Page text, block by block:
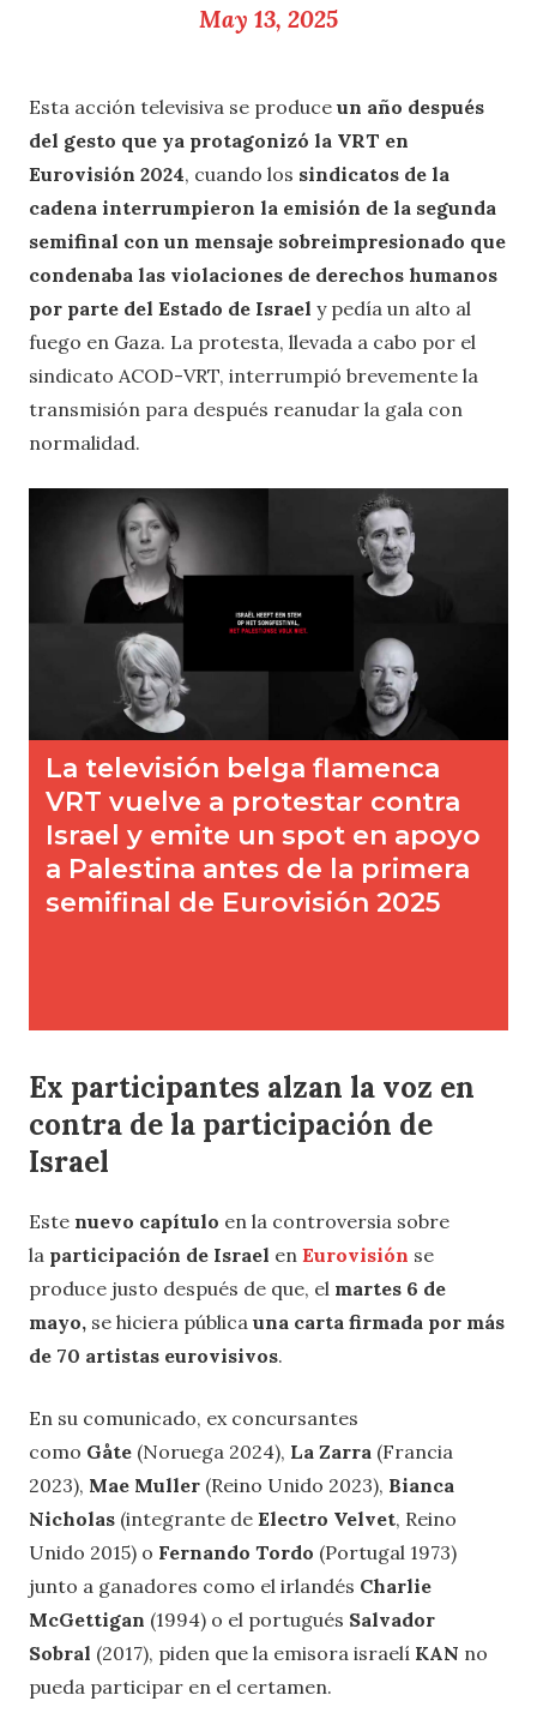
May 13, 2025
Esta acción televisiva se produce un año después
del gesto que ya protagonizó la VRT en
Eurovisión 2024, cuando los sindicatos de la
cadena interrumpieron la emisión de la segunda
semifinal con un mensaje sobreimpresionado que
condenaba las violaciones de derechos humanos
por parte del Estado de Israel y pedía un alto al
fuego en Gaza. La protesta, llevada a cabo por el
sindicato ACOD-VRT, interrumpió brevemente la
transmisión para después reanudar la gala con
normalidad.
Ex participantes alzan la voz en
contra de la participación de
Israel
Este nuevo capítulo en la controversia sobre
la participación de Israel en Eurovisión se
produce justo después de que, el martes 6 de
mayo, se hiciera pública una carta firmada por más
de 70 artistas eurovisivos.
En su comunicado, ex concursantes
como Gåte (Noruega 2024), La Zarra (Francia
2023), Mae Muller (Reino Unido 2023), Bianca
Nicholas (integrante de Electro Velvet, Reino
Unido 2015) o Fernando Tordo (Portugal 1973)
junto a ganadores como el irlandés Charlie
McGettigan (1994) o el portugués Salvador
Sobral (2017), piden que la emisora israelí KAN no
pueda participar en el certamen.